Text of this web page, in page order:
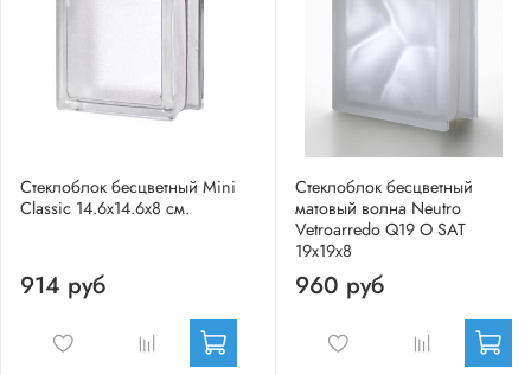
Стеклоблок бесцветный Mini
Classic 14.6x14.6x8 см.
914 руб
Стеклоблок бесцветный
матовый волна Neutro
Vetroarredo Q19 O SAT
19x19x8
960 руб